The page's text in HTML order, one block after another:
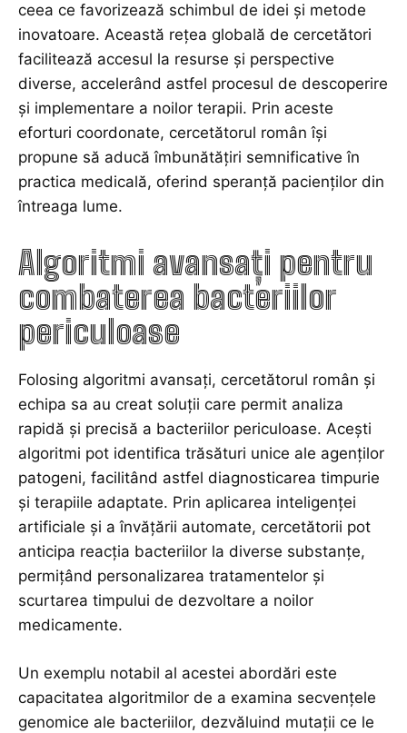
ceea ce favorizează schimbul de idei și metode
inovatoare. Această rețea globală de cercetători
facilitează accesul la resurse și perspective
diverse, accelerând astfel procesul de descoperire
și implementare a noilor terapii. Prin aceste
eforturi coordonate, cercetătorul român își
propune să aducă îmbunătățiri semnificative în
practica medicală, oferind speranță pacienților din
întreaga lume.
Algoritmi avansați pentru
combaterea bacteriilor
periculoase
Folosing algoritmi avansați, cercetătorul român și
echipa sa au creat soluții care permit analiza
rapidă și precisă a bacteriilor periculoase. Acești
algoritmi pot identifica trăsături unice ale agenților
patogeni, facilitând astfel diagnosticarea timpurie
și terapiile adaptate. Prin aplicarea inteligenței
artificiale și a învățării automate, cercetătorii pot
anticipa reacția bacteriilor la diverse substanțe,
permițând personalizarea tratamentelor și
scurtarea timpului de dezvoltare a noilor
medicamente.
Un exemplu notabil al acestei abordări este
capacitatea algoritmilor de a examina secvențele
genomice ale bacteriilor, dezvăluind mutații ce le